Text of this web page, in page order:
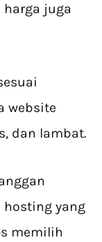
juga
website
dan lambat.
yang
memilih